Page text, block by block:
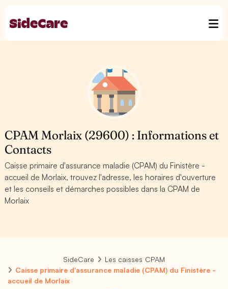
CPAM Morlaix (29600) : Informations et
Contacts
Caisse primaire d'assurance maladie (CPAM) du Finistère -
accueil de Morlaix, trouvez l'adresse, les horaires d'ouverture
et les conseils et démarches possibles dans la CPAM de
Morlaix
SideCare
Les caisses CPAM
Caisse primaire d'assurance maladie (CPAM) du Finistère -
accueil de Morlaix